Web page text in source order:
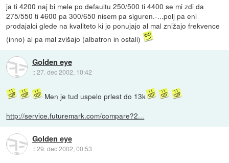
ja ti 4200 naj bi mele po defaultu 250/500 ti 4400 se mi zdi da
275/550 ti 4600 pa 300/650 nisem pa siguren.-...polj pa eni
prodajalci glede na kvaliteto ki jo ponujajo al mal znižajo frekvence
(inno) al pa mal zvišajo (albatron in ostali)
Golden eye
::27. dec 2002, 10:42
Men je tud uspelo prlest do 13k
http://service.futuremark.com/compare?2...
Golden eye
::29. dec 2002, 00:53